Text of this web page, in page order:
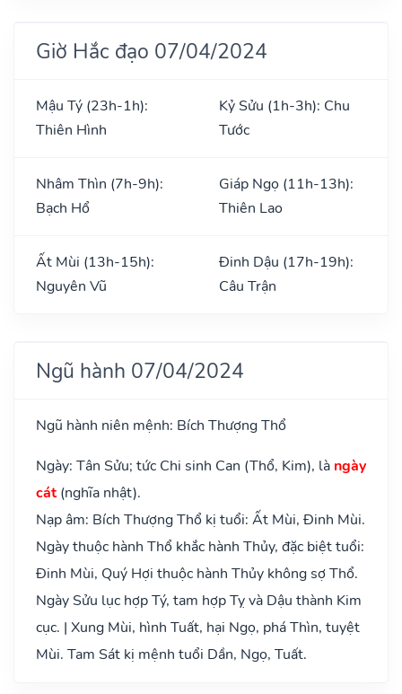
Giờ Hắc đạo 07/04/2024
Mậu Tý (23h-1h):
Thiên Hình
Kỷ Sửu (1h-3h): Chu
Tước
Nhâm Thìn (7h-9h):
Bạch Hổ
Giáp Ngọ (11h-13h):
Thiên Lao
Ất Mùi (13h-15h):
Nguyên Vũ
Đinh Dậu (17h-19h):
Câu Trận
Ngũ hành 07/04/2024
Ngũ hành niên mệnh: Bích Thượng Thổ
Ngày: Tân Sửu; tức Chi sinh Can (Thổ, Kim), là ngày
cát(nghĩa nhật).
Nạp âm: Bích Thượng Thổ kị tuổi: Ất Mùi, Đinh Mùi.
Ngày thuộc hành Thổ khắc hành Thủy, đặc biệt tuổi:
Đinh Mùi, Quý Hợi thuộc hành Thủy không sợ Thổ.
Ngày Sửu lục hợp Tý, tam hợp Tỵ và Dậu thành Kim
cục. | Xung Mùi, hình Tuất, hại Ngọ, phá Thìn, tuyệt
Mùi. Tam Sát kị mệnh tuổi Dần, Ngọ, Tuất.